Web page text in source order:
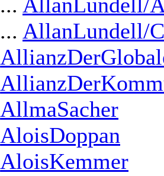
... AllanLundell/
AllmaSacher
AloisDoppan
AloisKemmer